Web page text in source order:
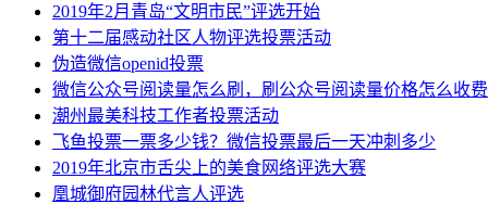
2019年2月青岛“文明市民”评选开始
第十二届感动社区人物评选投票活动
伪造微信openid投票
微信公众号阅读量怎么刷，刷公众号阅读量价格怎么收费
潮州最美科技工作者投票活动
飞鱼投票一票多少钱？微信投票最后一天冲刺多少
2019年北京市舌尖上的美食网络评选大赛
凰城御府园林代言人评选